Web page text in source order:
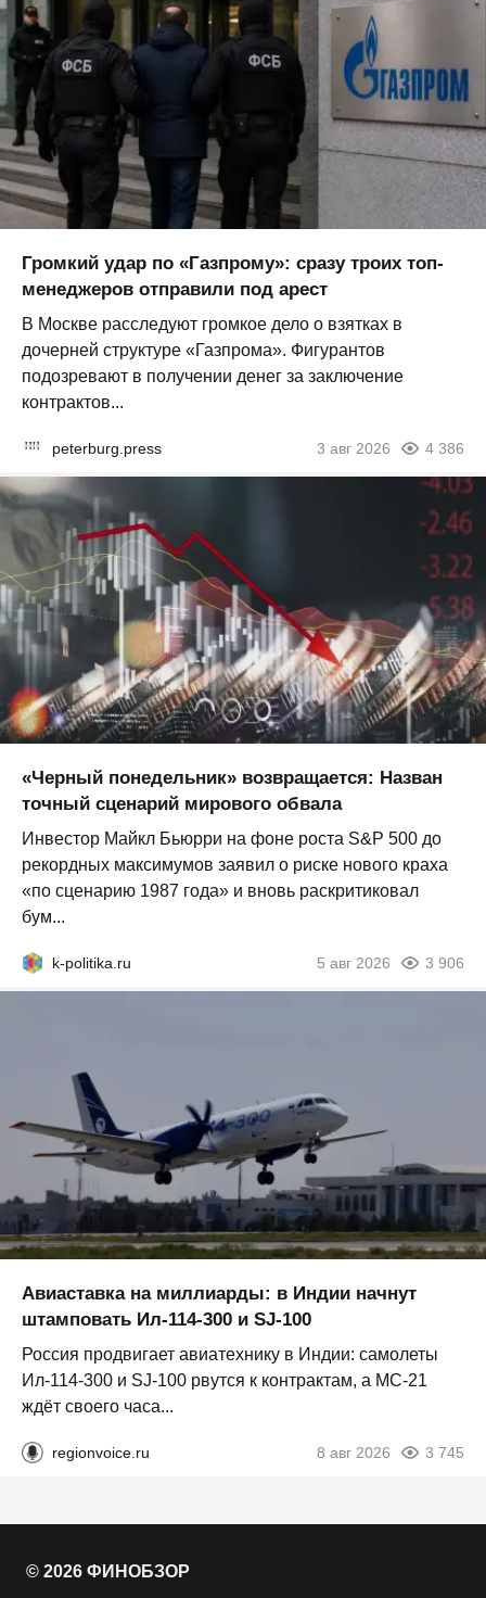
Громкий удар по «Газпрому»: сразу троих топ-
менеджеров отправили под арест
В Москве расследуют громкое дело о взятках в
дочерней структуре «Газпрома». Фигурантов
подозревают в получении денег за заключение
контрактов...
peterburg.press 3 авг 2026 4 386
«Черный понедельник» возвращается: Назван
точный сценарий мирового обвала
Инвестор Майкл Бьюрри на фоне роста S&P 500 до
рекордных максимумов заявил о риске нового краха
«по сценарию 1987 года» и вновь раскритиковал
бум...
k-politika.ru 5 авг 2026 3 906
Авиаставка на миллиарды: в Индии начнут
штамповать Ил‑114‑300 и SJ‑100
Россия продвигает авиатехнику в Индии: самолеты
Ил‑114‑300 и SJ‑100 рвутся к контрактам, а МС‑21
ждёт своего часа...
regionvoice.ru 8 авг 2026 3 745
© 2026 ФИНОБЗОР